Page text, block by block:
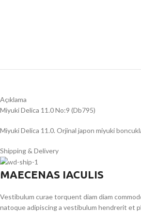
Açıklama
Miyuki Delica 11.0 No:9 (Db795)
Miyuki Delica 11.0. Orjinal japon miyuki
Shipping & Delivery
MAECENAS IACULIS
Vestibulum curae torquent diam diam
natoque adipiscing a vestibulum hendrerit et